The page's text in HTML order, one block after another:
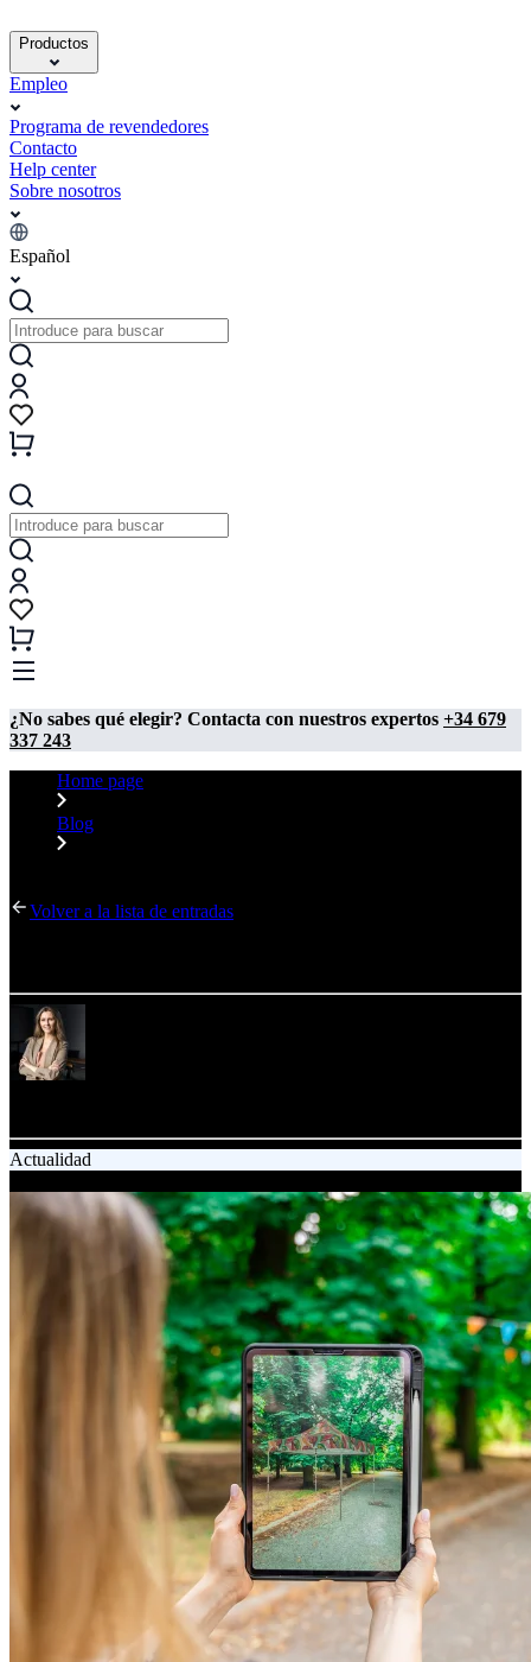
Productos
Empleo
Programa de revendedores
Contacto
Help center
Sobre nosotros
Español
¿No sabes qué elegir? Contacta con nuestros expertos +34 679
337 243
Home page
Blog
Volver a la lista de entradas
Actualidad